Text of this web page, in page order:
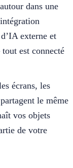
dans une
externe et
est connecté
écrans, les
le même
vos objets
de votre